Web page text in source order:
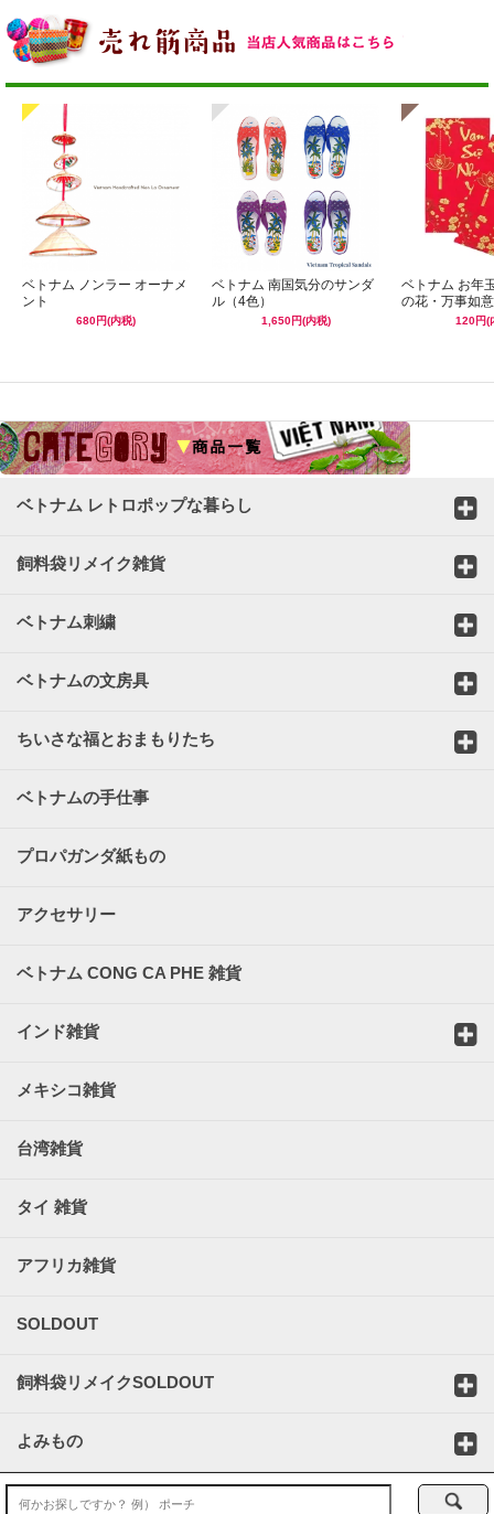
ベトナム ノンラー オーナメ
ント
680円(内税)
ベトナム 南国気分のサンダ
ル（4色）
1,650円(内税)
ベトナム お年
の花・万事如意
120円(
ベトナム レトロポップな暮らし
飼料袋リメイク雑貨
ベトナム刺繍
ベトナムの文房具
ちいさな福とおまもりたち
ベトナムの手仕事
プロパガンダ紙もの
アクセサリー
ベトナム CONG CA PHE 雑貨
インド雑貨
メキシコ雑貨
台湾雑貨
タイ 雑貨
アフリカ雑貨
SOLDOUT
飼料袋リメイクSOLDOUT
よみもの